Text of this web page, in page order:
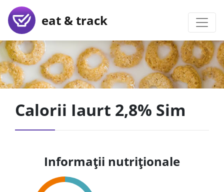
eat & track
Calorii Iaurt 2,8% Sim
Informații nutriționale